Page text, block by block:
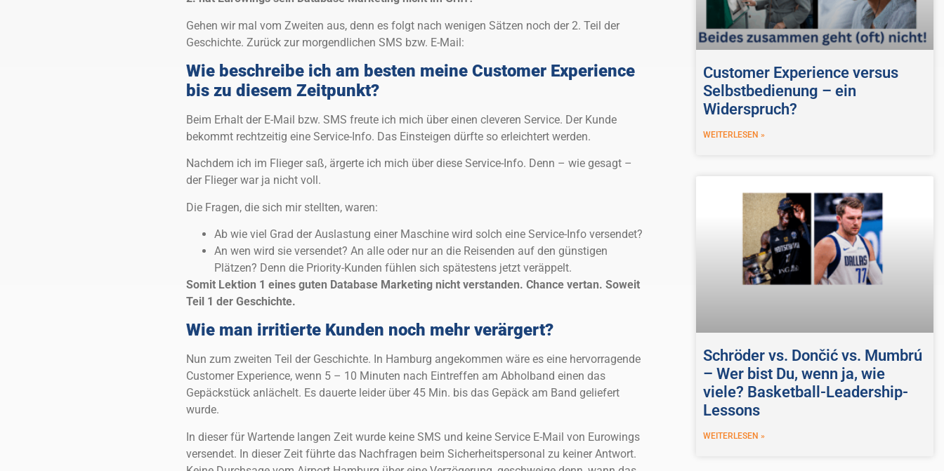
Gehen wir mal vom Zweiten aus, denn es folgt nach wenigen Sätzen noch der 2. Teil der
Geschichte. Zurück zur morgendlichen SMS bzw. E-Mail:
Wie beschreibe ich am besten meine Customer Experience
bis zu diesem Zeitpunkt?
Beim Erhalt der E-Mail bzw. SMS freute ich mich über einen cleveren Service. Der Kunde
bekommt rechtzeitig eine Service-Info. Das Einsteigen dürfte so erleichtert werden.
Nachdem ich im Flieger saß, ärgerte ich mich über diese Service-Info. Denn – wie gesagt –
der Flieger war ja nicht voll.
Die Fragen, die sich mir stellten, waren:
Ab wie viel Grad der Auslastung einer Maschine wird solch eine Service-Info versendet?
An wen wird sie versendet? An alle oder nur an die Reisenden auf den günstigen
Plätzen? Denn die Priority-Kunden fühlen sich spätestens jetzt veräppelt.
Somit Lektion 1 eines guten Database Marketing nicht verstanden. Chance vertan. Soweit
Teil 1 der Geschichte.
Wie man irritierte Kunden noch mehr verärgert?
Nun zum zweiten Teil der Geschichte. In Hamburg angekommen wäre es eine hervorragende
Customer Experience, wenn 5 – 10 Minuten nach Eintreffen am Abholband einen das
Gepäckstück anlächelt. Es dauerte leider über 45 Min. bis das Gepäck am Band geliefert
wurde.
In dieser für Wartende langen Zeit wurde keine SMS und keine Service E-Mail von Eurowings
versendet. In dieser Zeit führte das Nachfragen beim Sicherheitspersonal zu keiner Antwort.
Customer Experience versus
Selbstbedienung – ein
Widerspruch?
WEITERLESEN »
Schröder vs. Dončić vs. Mumbrú
– Wer bist Du, wenn ja, wie
viele? Basketball-Leadership-
Lessons
WEITERLESEN »